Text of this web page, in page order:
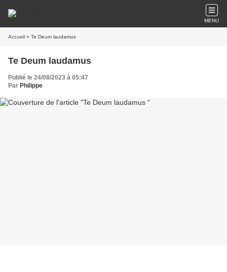
MENU
Accueil » Te Deum laudamus
Te Deum laudamus
Publié le 24/08/2023 à 05:47
Par Philippe